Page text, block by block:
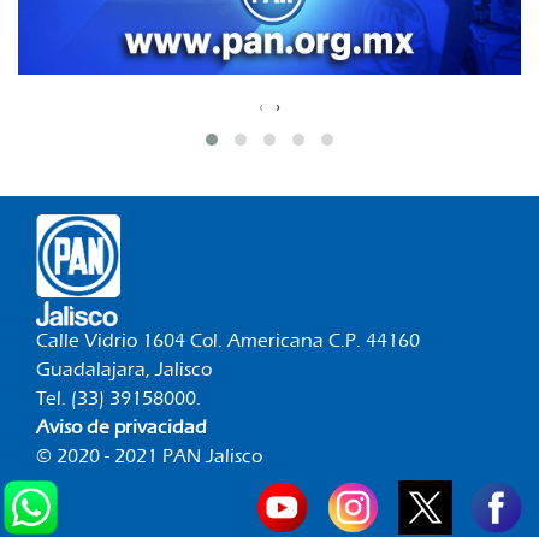
‹ ›
Calle Vidrio 1604 Col. Americana C.P. 44160
Guadalajara, Jalisco
Tel. (33) 39158000.
Aviso de privacidad
© 2020 - 2021 PAN Jalisco